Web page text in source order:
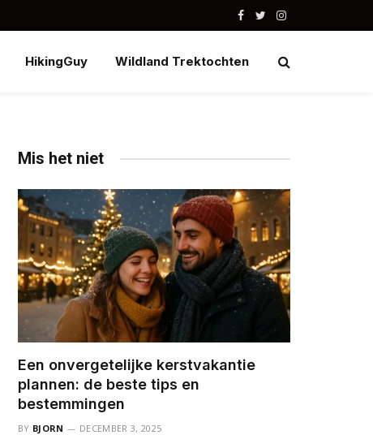
Facebook
TwitterInstagram
HikingGuy Wildland Trektochten
Mis het niet
Een onvergetelijke kerstvakantie
plannen: de beste tips en
bestemmingen
BY BJORN DECEMBER 3, 2025